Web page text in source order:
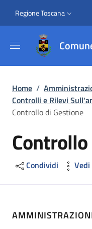
Slim top
Regione Toscana
Briciole di
Home /
Controlli e Rilevi
Controllo di Gestione
Condividi Vedi